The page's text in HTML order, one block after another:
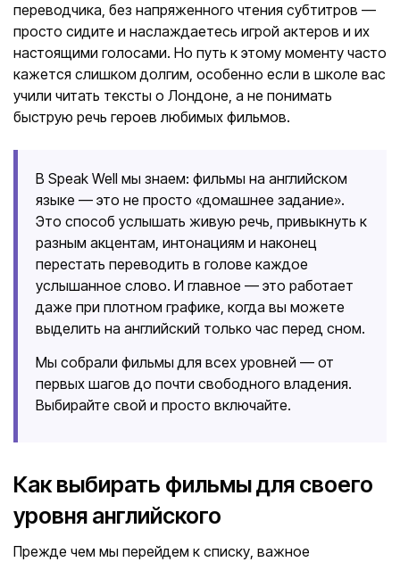
переводчика, без напряженного чтения субтитров —
просто сидите и наслаждаетесь игрой актеров и их
настоящими голосами. Но путь к этому моменту часто
кажется слишком долгим, особенно если в школе вас
учили читать тексты о Лондоне, а не понимать
быструю речь героев любимых фильмов.
В Speak Well мы знаем: фильмы на английском
языке — это не просто «домашнее задание».
Это способ услышать живую речь, привыкнуть к
разным акцентам, интонациям и наконец
перестать переводить в голове каждое
услышанное слово. И главное — это работает
даже при плотном графике, когда вы можете
выделить на английский только час перед сном.
Мы собрали фильмы для всех уровней — от
первых шагов до почти свободного владения.
Выбирайте свой и просто включайте.
Как выбирать фильмы для своего
уровня английского
Прежде чем мы перейдем к списку, важное